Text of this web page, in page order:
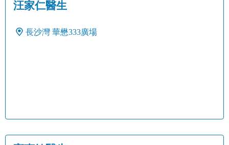
汪家仁醫生
長沙灣 華懋333廣場